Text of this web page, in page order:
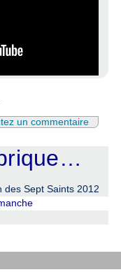
un commentaire
des Sept Saints 2012